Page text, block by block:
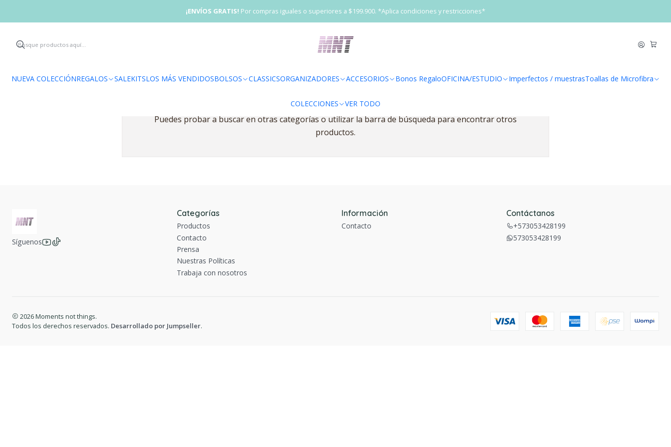
NUEVA COLECCIÓNREGALOS SALEKITSLOS MÁS VENDIDOSBOLSOS CLASSICSORGANIZADORES ACCESORIOS Bonos RegaloOFICINA/ESTUDIO Imperfectos / muestrasToallas de Microfibra
COLECCIONES VER TODO
¡ENVÍOS GRATIS! Por compras iguales o superiores a $199.900. *Aplica condiciones y restricciones*
Inicio BOLSOS Mini Backpack
Mini Backpack
Todavía no hay productos disponibles aquí
Puedes probar a buscar en otras categorías o utilizar la barra de búsqueda para encontrar otros
productos.
Síguenos
Categorías
Productos
Contacto
Prensa
Nuestras Políticas
Trabaja con nosotros
Información
Contacto
Contáctanos
+573053428199
573053428199
2026 Moments not things.
Todos los derechos reservados. Desarrollado por Jumpseller.